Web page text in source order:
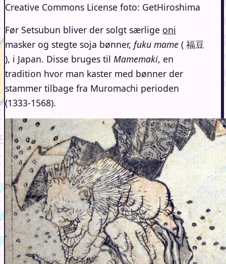
Creative Commons License foto: GetHiroshima
Før Setsubun bliver der solgt særlige oni
masker og stegte soja bønner, fuku mame ( 福豆
), i Japan. Disse bruges til Mamemaki, en
tradition hvor man kaster med bønner der
stammer tilbage fra Muromachi perioden
(1333-1568).